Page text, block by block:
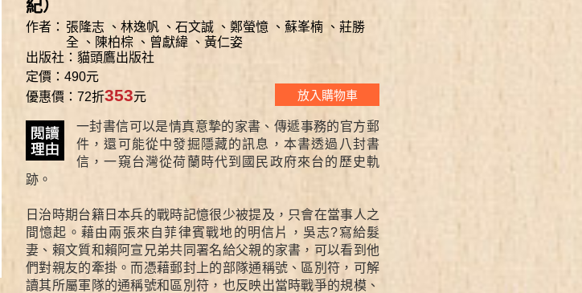
紀）
作者： 張隆志 、 林逸帆 、 石文誠 、 鄭螢憶 、 蘇峯楠 、 莊勝
全 、 陳柏棕 、 曾獻緯 、 黃仁姿
出版社： 貓頭鷹出版社
定價：490元
優惠價：72折353元 放入購物車
一封書信可以是情真意摯的家書、傳遞事務的官方郵
件，還可能從中發掘隱藏的訊息，本書透過八封書
信，一窺台灣從荷蘭時代到國民政府來台的歷史軌
跡。
日治時期台籍日本兵的戰時記憶很少被提及，只會在當事人之
間憶起。藉由兩張來自菲律賓戰地的明信片，吳志?寫給髮
妻、賴文質和賴阿宣兄弟共同署名給父親的家書，可以看到他
們對親友的牽掛。而憑藉郵封上的部隊通稱號、區別符，可解
讀其所屬軍隊的通稱號和區別符，也反映出當時戰爭的規模、